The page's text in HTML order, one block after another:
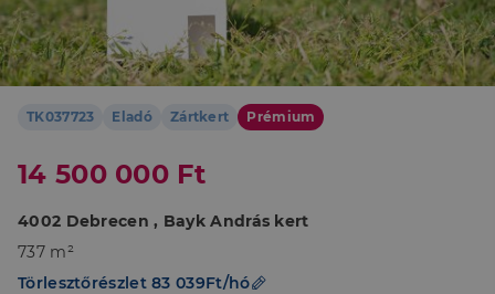
TK037723 Eladó Zártkert Prémium
14 500 000 Ft
4002 Debrecen , Bayk András kert
737 m²
Törlesztőrészlet 83 039Ft/hó